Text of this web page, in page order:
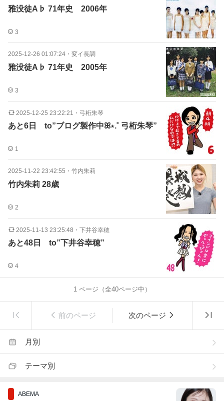
雅没徒A♭ 71年史 2006年
3
2025-12-26 01:07:24 ・ 変イ長調
雅没徒A♭ 71年史 2005年
3
2025-12-25 23:22:21 ・ 弓桁朱琴
あと6日 to”ブログ製作中ꕤ⋆.˚ 弓桁朱琴”
1
2025-11-22 23:42:55 ・ 竹内朱莉
竹内朱莉 28歳
2
2025-11-13 23:25:48 ・ 下井谷幸穂
あと48日 to”下井谷幸穂”
4
1ページ（全40ページ中）
前のページ 次のページ
月別
テーマ別
ABEMA